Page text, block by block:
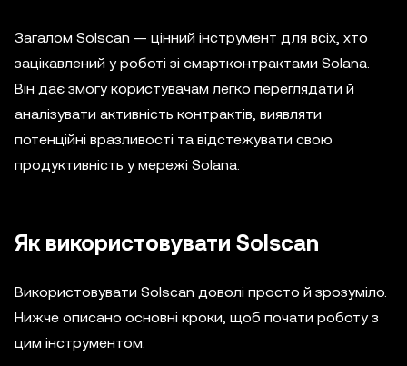
Загалом Solscan — цінний інструмент для всіх, хто
зацікавлений у роботі зі смартконтрактами Solana.
Він дає змогу користувачам легко переглядати й
аналізувати активність контрактів, виявляти
потенційні вразливості та відстежувати свою
продуктивність у мережі Solana.
Як використовувати Solscan
Використовувати Solscan доволі просто й зрозуміло.
Нижче описано основні кроки, щоб почати роботу з
цим інструментом.